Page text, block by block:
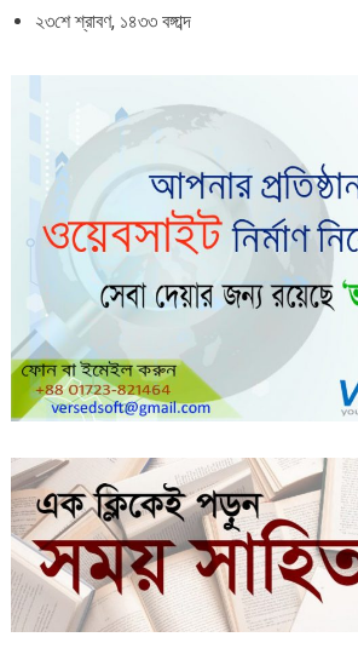
২৩শে শ্রাবণ, ১৪৩৩ বঙ্গাব্দ